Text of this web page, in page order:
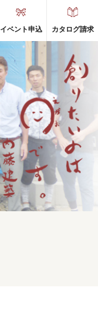
イベント申込 カタログ請求